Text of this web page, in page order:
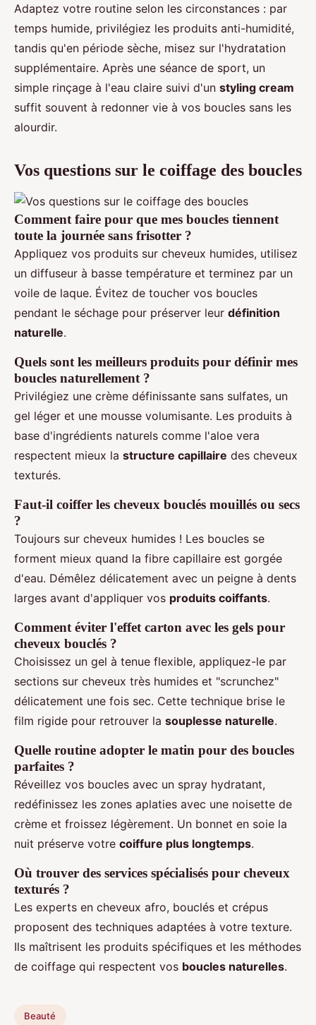
Adaptez votre routine selon les circonstances : par
temps humide, privilégiez les produits anti-humidité,
tandis qu'en période sèche, misez sur l'hydratation
supplémentaire. Après une séance de sport, un
simple rinçage à l'eau claire suivi d'un styling cream
suffit souvent à redonner vie à vos boucles sans les
alourdir.
Vos questions sur le coiffage des boucles
Comment faire pour que mes boucles tiennent
toute la journée sans frisotter ?
Appliquez vos produits sur cheveux humides, utilisez
un diffuseur à basse température et terminez par un
voile de laque. Évitez de toucher vos boucles
pendant le séchage pour préserver leur définition
naturelle.
Quels sont les meilleurs produits pour définir mes
boucles naturellement ?
Privilégiez une crème définissante sans sulfates, un
gel léger et une mousse volumisante. Les produits à
base d'ingrédients naturels comme l'aloe vera
respectent mieux la structure capillaire des cheveux
texturés.
Faut-il coiffer les cheveux bouclés mouillés ou secs
?
Toujours sur cheveux humides ! Les boucles se
forment mieux quand la fibre capillaire est gorgée
d'eau. Démêlez délicatement avec un peigne à dents
larges avant d'appliquer vos produits coiffants.
Comment éviter l'effet carton avec les gels pour
cheveux bouclés ?
Choisissez un gel à tenue flexible, appliquez-le par
sections sur cheveux très humides et "scrunchez"
délicatement une fois sec. Cette technique brise le
film rigide pour retrouver la souplesse naturelle.
Quelle routine adopter le matin pour des boucles
parfaites ?
Réveillez vos boucles avec un spray hydratant,
redéfinissez les zones aplaties avec une noisette de
crème et froissez légèrement. Un bonnet en soie la
nuit préserve votre coiffure plus longtemps.
Où trouver des services spécialisés pour cheveux
texturés ?
Les experts en cheveux afro, bouclés et crépus
proposent des techniques adaptées à votre texture.
Ils maîtrisent les produits spécifiques et les méthodes
de coiffage qui respectent vos boucles naturelles.
Beauté